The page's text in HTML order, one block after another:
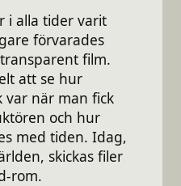
i alla tider varit
förvarades
film.
att se hur
var när man fick
och hur
med tiden. Idag,
skickas filer
rom.